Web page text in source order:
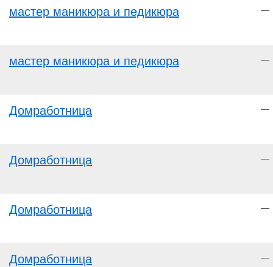
мастер маникюра и педикюра —
мастер маникюра и педикюра —
Домработница —
Домработница —
Домработница —
Домработница —